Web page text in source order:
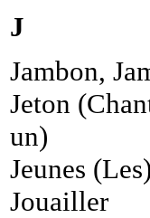
J
Jambon,
Jeton
un)
Jeunes (Les)
Jouailler